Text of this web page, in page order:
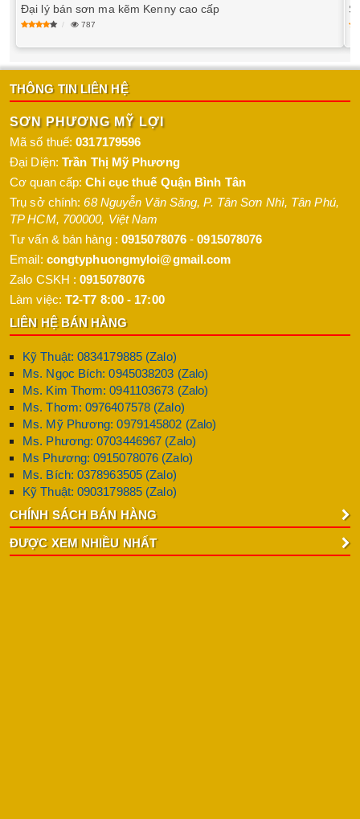
Đại lý bán sơn ma kẽm Kenny cao cấp
787
THÔNG TIN LIÊN HỆ
SƠN PHƯƠNG MỸ LỢI
Mã số thuế:0317179596
Đại Diện: Trần Thị Mỹ Phương
Cơ quan cấp:Chi cục thuế Quận Bình Tân
Trụ sở chính:68 Nguyễn Văn Săng, P. Tân Sơn Nhì, Tân Phú,
TP HCM, 700000, Việt Nam
Tư vấn & bán hàng : 0915078076 -0915078076
Email: congtyphuongmyloi@gmail.com
Zalo CSKH :0915078076
Làm việc: T2-T7 8:00 - 17:00
LIÊN HỆ BÁN HÀNG
Kỹ Thuật: 0834179885 (Zalo)
Ms. Ngọc Bích: 0945038203 (Zalo)
Ms. Kim Thơm: 0941103673 (Zalo)
Ms. Thơm: 0976407578 (Zalo)
Ms. Mỹ Phương: 0979145802 (Zalo)
Ms. Phương: 0703446967 (Zalo)
Ms Phương: 0915078076 (Zalo)
Ms. Bích: 0378963505 (Zalo)
Kỹ Thuật: 0903179885 (Zalo)
CHÍNH SÁCH BÁN HÀNG
ĐƯỢC XEM NHIỀU NHẤT